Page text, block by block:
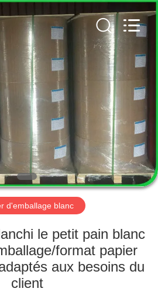
d'emballage blanc
le petit pain blanc
format papier
aux besoins du
client